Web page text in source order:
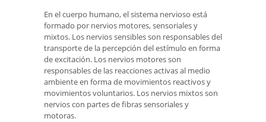
En el cuerpo humano, el sistema nervioso está
formado por nervios motores, sensoriales y
mixtos. Los nervios sensibles son responsables del
transporte de la percepción del estímulo en forma
de excitación. Los nervios motores son
responsables de las reacciones activas al medio
ambiente en forma de movimientos reactivos y
movimientos voluntarios. Los nervios mixtos son
nervios con partes de fibras sensoriales y
motoras.